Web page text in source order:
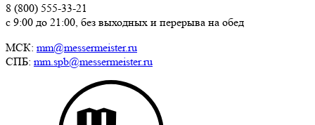
8 (800) 555-33-21
с 9:00 до 21:00, без выходных и перерыва на обед
МСК: mm@messermeister.ru
СПБ: mm.spb@messermeister.ru